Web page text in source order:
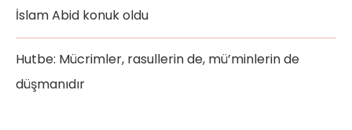
İslam Abid konuk oldu
Hutbe: Mücrimler, rasullerin de, mü’minlerin de
düşmanıdır